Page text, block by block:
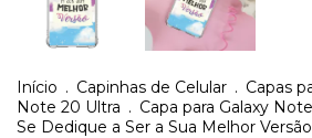
Início . Capinhas de Celular . Capas
Note 20 Ultra . Capa para Galaxy
Se Dedique a Ser a Sua Melhor Versão